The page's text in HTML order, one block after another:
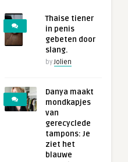
Thaise tiener
in penis
gebeten door
slang.
byJolien
Danya maakt
mondkapjes
van
gerecyclede
tampons: Je
ziet het
blauwe